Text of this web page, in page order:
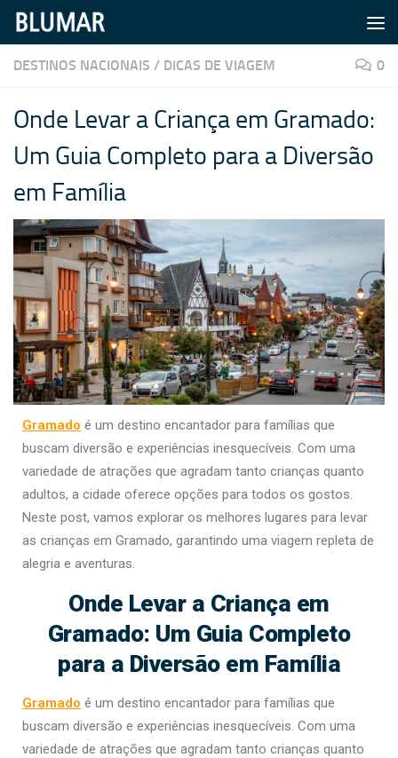
Skip to content
DESTINOS NACIONAIS / DICAS DE VIAGEM 0
Onde Levar a Criança em Gramado:
Um Guia Completo para a Diversão
em Família
Gramado é um destino encantador para famílias que
buscam diversão e experiências inesquecíveis. Com uma
variedade de atrações que agradam tanto crianças quanto
adultos, a cidade oferece opções para todos os gostos.
Neste post, vamos explorar os melhores lugares para levar
as crianças em Gramado, garantindo uma viagem repleta de
alegria e aventuras.
Onde Levar a Criança em
Gramado: Um Guia Completo
para a Diversão em Família
Gramado é um destino encantador para famílias que
buscam diversão e experiências inesquecíveis. Com uma
variedade de atrações que agradam tanto crianças quanto